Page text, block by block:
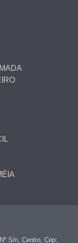
S/n, Centro, Cep: